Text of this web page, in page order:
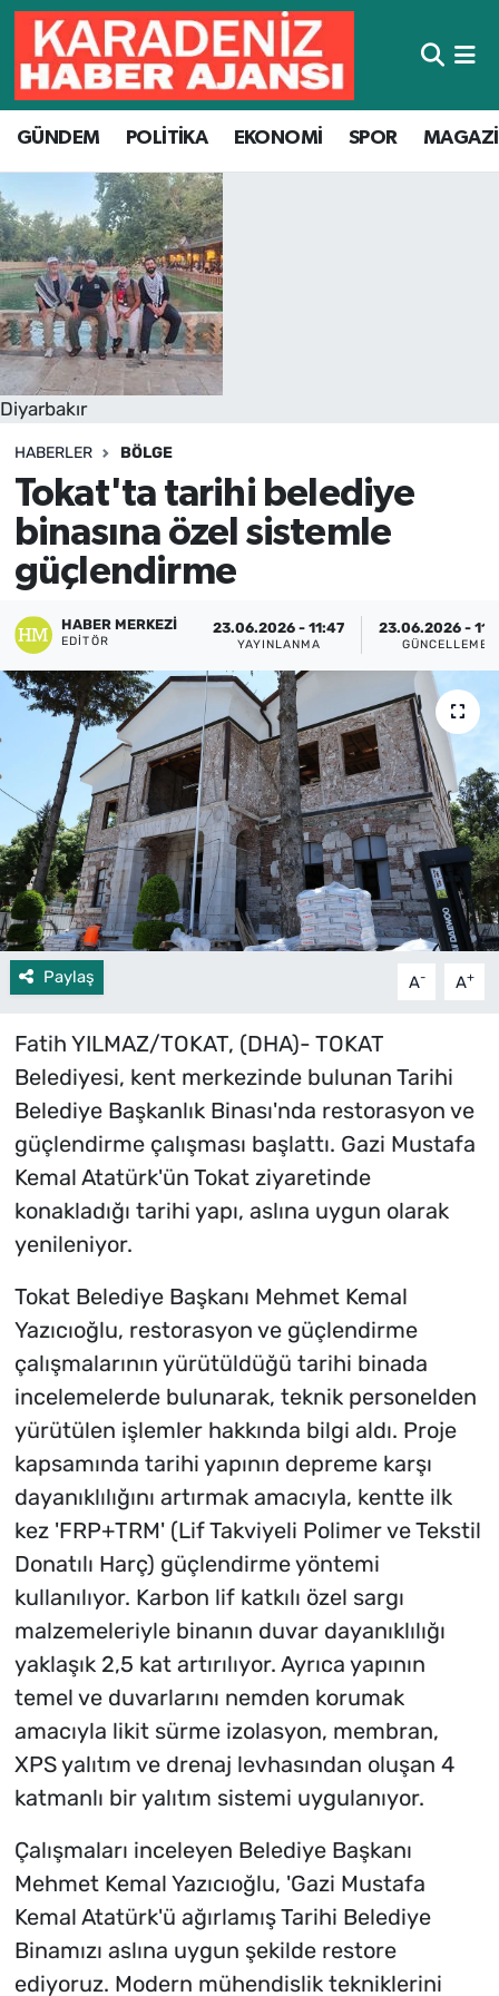
GÜNDEM POLİTİKA EKONOMİ SPOR
Diyarbakır
HABERLER BÖLGE
Tokat'ta tarihi belediye
binasına özel sistemle
güçlendirme
HABER MERKEZI
EDITÖR
23.06.2026 - 11:47
YAYINLANMA
23.06.2026 -
GÜNCELLEME
Paylaş A- A+
Fatih YILMAZ/TOKAT, (DHA)- TOKAT
Belediyesi, kent merkezinde bulunan Tarihi
Belediye Başkanlık Binası'nda restorasyon ve
güçlendirme çalışması başlattı. Gazi Mustafa
Kemal Atatürk'ün Tokat ziyaretinde
konakladığı tarihi yapı, aslına uygun olarak
yenileniyor.
Tokat Belediye Başkanı Mehmet Kemal
Yazıcıoğlu, restorasyon ve güçlendirme
çalışmalarının yürütüldüğü tarihi binada
incelemelerde bulunarak, teknik personelden
yürütülen işlemler hakkında bilgi aldı. Proje
kapsamında tarihi yapının depreme karşı
dayanıklılığını artırmak amacıyla, kentte ilk
kez 'FRP+TRM' (Lif Takviyeli Polimer ve Tekstil
Donatılı Harç) güçlendirme yöntemi
kullanılıyor. Karbon lif katkılı özel sargı
malzemeleriyle binanın duvar dayanıklılığı
yaklaşık 2,5 kat artırılıyor. Ayrıca yapının
temel ve duvarlarını nemden korumak
amacıyla likit sürme izolasyon, membran,
XPS yalıtım ve drenaj levhasından oluşan 4
katmanlı bir yalıtım sistemi uygulanıyor.
Çalışmaları inceleyen Belediye Başkanı
Mehmet Kemal Yazıcıoğlu, 'Gazi Mustafa
Kemal Atatürk'ü ağırlamış Tarihi Belediye
Binamızı aslına uygun şekilde restore
ediyoruz. Modern mühendislik tekniklerini
Hava Durumu
Trafik Durumu
Süper Lig Puan Durumu ve Fikstür
Tüm Manşetler
Son Dakika Haberleri
Haber Arşivi